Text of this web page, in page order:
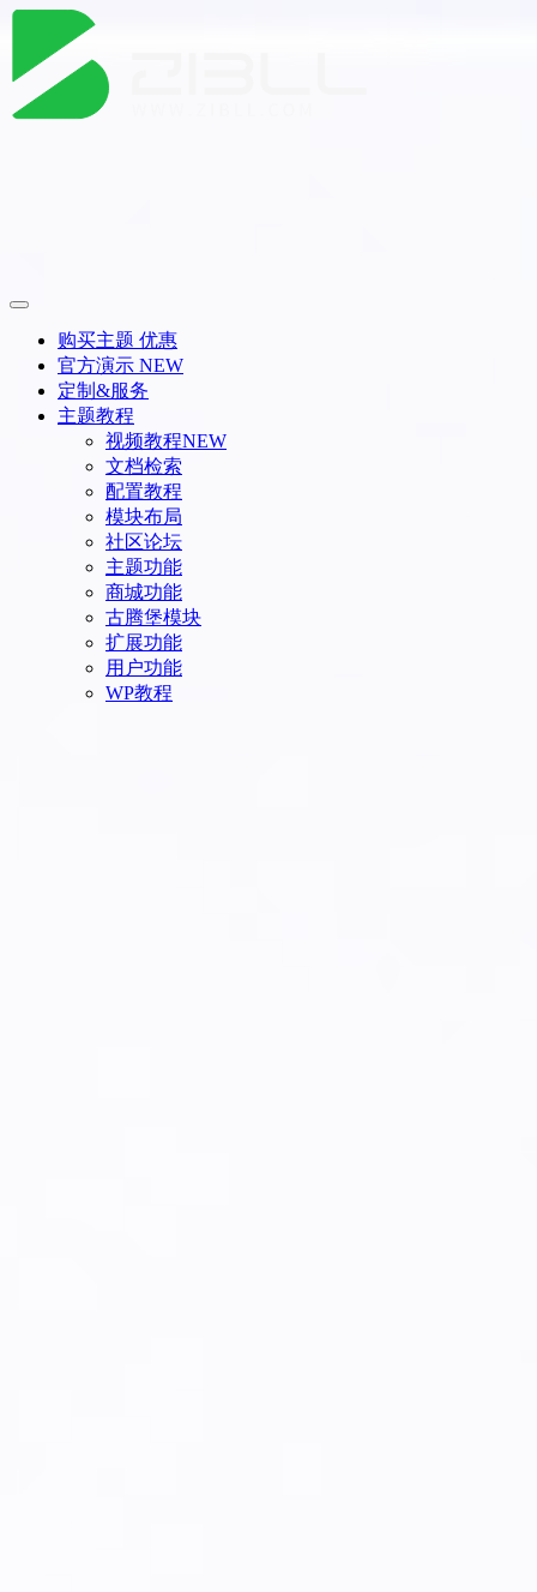
购买主题 优惠
官方演示 NEW
定制&服务
主题教程
视频教程NEW
文档检索
配置教程
模块布局
社区论坛
主题功能
商城功能
古腾堡模块
扩展功能
用户功能
WP教程